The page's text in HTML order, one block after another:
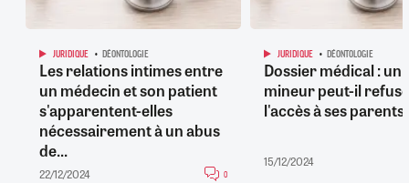
JURIDIQUE DÉONTOLOGIE
Les relations intimes entre
un médecin et son patient
s'apparentent-elles
nécessairement à un abus
de...
22/12/2024 0
JURIDIQUE DÉONTOLOGIE
Dossier médical : un
mineur peut-il
l'accès à ses parents
15/12/2024